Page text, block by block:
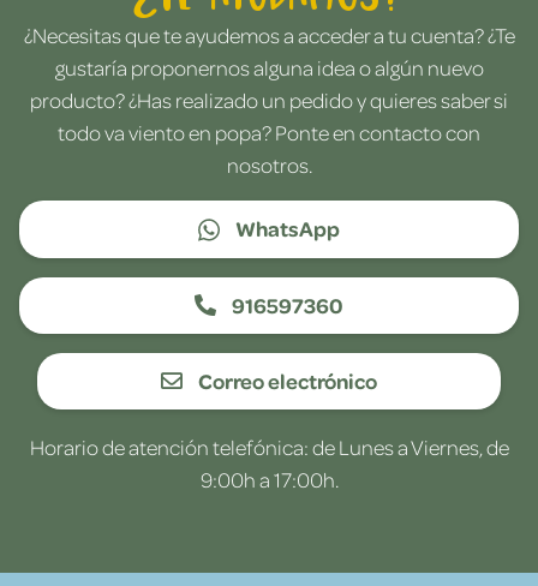
¿Necesitas que te ayudemos a acceder a tu cuenta? ¿Te
gustaría proponernos alguna idea o algún nuevo
producto? ¿Has realizado un pedido y quieres saber si
todo va viento en popa? Ponte en contacto con
nosotros.
WhatsApp
916597360
Correo electrónico
Horario de atención telefónica: de Lunes a Viernes, de
9:00h a 17:00h.